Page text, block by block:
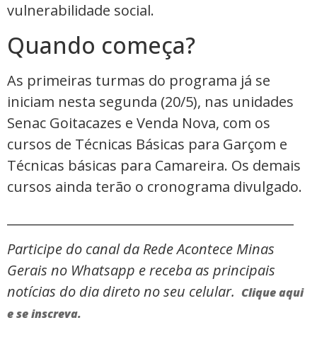
vulnerabilidade social.
Quando começa?
As primeiras turmas do programa já se
iniciam nesta segunda (20/5), nas unidades
Senac Goitacazes e Venda Nova, com os
cursos de Técnicas Básicas para Garçom e
Técnicas básicas para Camareira. Os demais
cursos ainda terão o cronograma divulgado.
Participe do canal da Rede Acontece Minas
Gerais no Whatsapp e receba as principais
notícias do dia direto no seu celular. Clique aqui
e se inscreva.